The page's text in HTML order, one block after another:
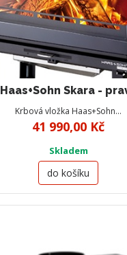
Haas+Sohn Skara -
Krbová vložka Haas+Sohn…
41 990,00 Kč
Skladem
do košíku